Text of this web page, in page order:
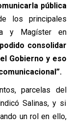
pública
los principales
y Magíster en
consolidar
Gobierno y eso
parcelas del
Salinas, y si
un rol en ello,